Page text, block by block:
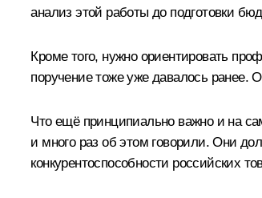
анализ этой работы до подготовки
Кроме того, нужно ориентировать
поручение тоже уже давалось ранее.
Что ещё принципиально важно и на
и много раз об этом говорили. Они
конкурентоспособности российских